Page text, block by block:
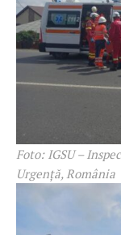
Foto: IGSU –
Urgență, România